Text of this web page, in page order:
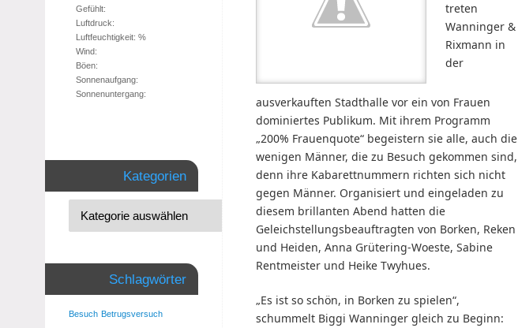
treten
Wanninger &
Rixmann in
der
ausverkauften Stadthalle vor ein von Frauen
dominiertes Publikum. Mit ihrem Programm
„200% Frauenquote“ begeistern sie alle, auch die
wenigen Männer, die zu Besuch gekommen sind,
denn ihre Kabarettnummern richten sich nicht
gegen Männer. Organisiert und eingeladen zu
diesem brillanten Abend hatten die
Geleichstellungsbeauftragten von Borken, Reken
und Heiden, Anna Grütering-Woeste, Sabine
Rentmeister und Heike Twyhues.
„Es ist so schön, in Borken zu spielen“,
schummelt Biggi Wanninger gleich zu Beginn:
Gefühlt:
Luftdruck:
Luftfeuchtigkeit: %
Wind:
Böen:
Sonnenaufgang:
Sonnenuntergang:
Kategorien
Schlagwörter
Besuch Betrugsversuch